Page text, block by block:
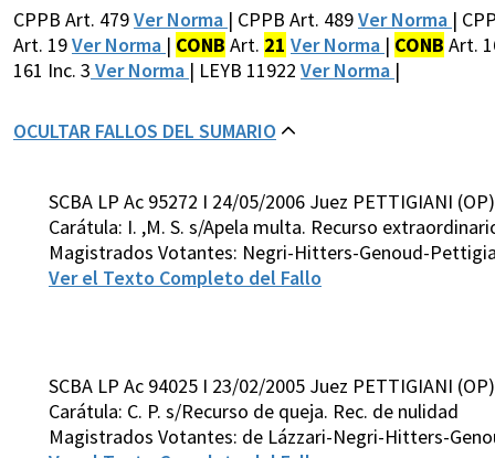
CPPB Art. 479Ver Norma | CPPB Art. 489Ver Norma |
Art. 19Ver Norma | CONB Art. 21 Ver Norma | CONB Art.
161 Inc. 3 Ver Norma | LEYB 11922 Ver Norma |
OCULTAR FALLOS DEL SUMARIO
SCBA LP Ac 95272 I 24/05/2006 Juez PETTIGIANI (OP)
Carátula: I. ,M. S. s/Apela multa. Recurso
Magistrados Votantes: Negri-Hitters-Genoud-
Ver el Texto Completo del Fallo
SCBA LP Ac 94025 I 23/02/2005 Juez PETTIGIANI (OP)
Carátula: C. P. s/Recurso de queja. Rec. de nulidad
Magistrados Votantes: de Lázzari-Negri-Hitters-